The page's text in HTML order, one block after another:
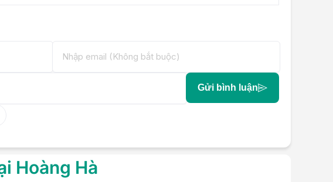
Gửi bình luận
Hoàng Hà